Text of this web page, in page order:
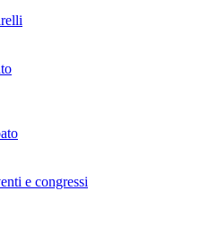
e congressi